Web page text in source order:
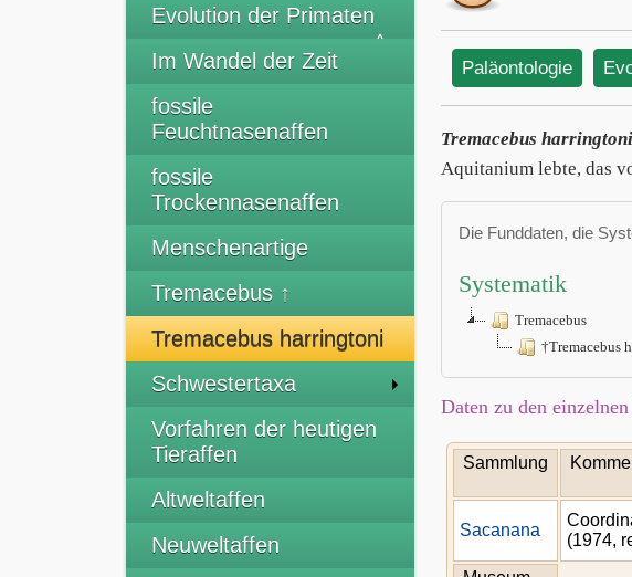
Evolution der Primaten
Im Wandel der Zeit
fossile
Feuchtnasenaffen
fossile
Trockennasenaffen
Menschenartige
Tremacebus ↑
Tremacebus harringtoni
Schwestertaxa
Vorfahren der heutigen
Tieraffen
Altweltaffen
Neuweltaffen
Paläontologie
Tremacebus harringtoni
Aquitanium lebte, das
Die Funddaten, die
Systematik
Tremacebus
†Tremacebus
Daten zu den
Sammlung
Sacanana
(1974,